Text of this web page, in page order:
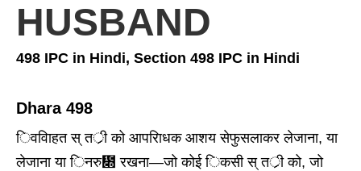
HUSBAND
498 IPC in Hindi, Section 498 IPC in Hindi
Dhara 498
िववािहत स् तर्ी को आपरािधक आशय सेफुसलाकर लेजाना, या
लेजाना या िनरु᳍ रखना—जो कोई िकसी स् तर्ी को, जो